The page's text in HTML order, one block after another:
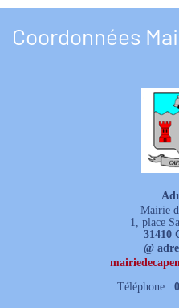
Coordonnées
Mairie
1, place
31410
@
Téléphone :